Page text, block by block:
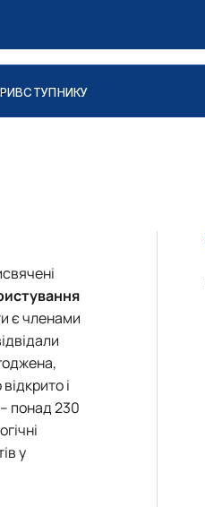
ВСТУПНИКУ
є членами
і
– понад 230
у